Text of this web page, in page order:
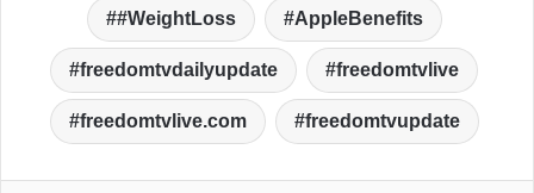
#WeightLoss AppleBenefits
freedomtvdailyupdate freedomtvlive
freedomtvlive.com freedomtvupdate